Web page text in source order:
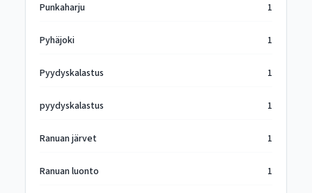
Punkaharju 1
Pyhäjoki 1
Pyydyskalastus 1
pyydyskalastus 1
Ranuan järvet 1
Ranuan luonto 1